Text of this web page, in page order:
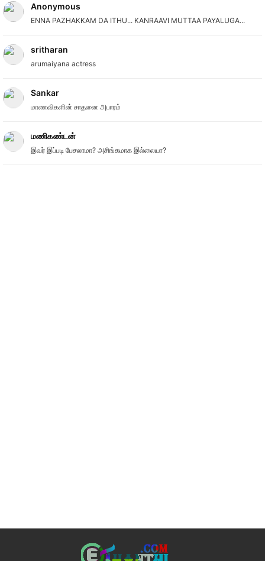
Anonymous
ENNA PAZHAKKAM DA ITHU... KANRAAVI MUTTAA PAYALUGA...
sritharan
arumaiyana actress
Sankar
மாணவிகளின் சாதனை அபாரம்
மணிகண்டன்
இவர் இப்படி பேசலாமா? அசிங்கமாக இல்லையா?